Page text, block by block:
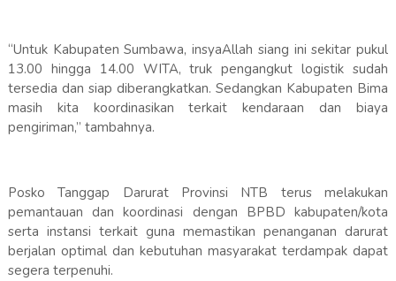
“Untuk Kabupaten Sumbawa, insyaAllah siang ini sekitar pukul
13.00 hingga 14.00 WITA, truk pengangkut logistik sudah
tersedia dan siap diberangkatkan. Sedangkan Kabupaten Bima
masih kita koordinasikan terkait kendaraan dan biaya
pengiriman,” tambahnya.
Posko Tanggap Darurat Provinsi NTB terus melakukan
pemantauan dan koordinasi dengan BPBD kabupaten/kota
serta instansi terkait guna memastikan penanganan darurat
berjalan optimal dan kebutuhan masyarakat terdampak dapat
segera terpenuhi.